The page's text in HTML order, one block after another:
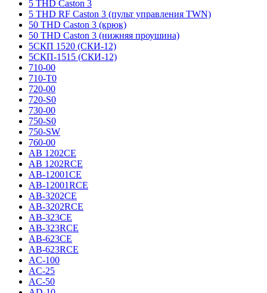
5 THD Caston 3
5 THD RF Caston 3 (пульт управления TWN)
50 THD Caston 3 (крюк)
50 THD Caston 3 (нижняя проушина)
5СКП 1520 (СКИ-12)
5СКП-1515 (СКИ-12)
710-00
710-T0
720-00
720-S0
730-00
750-S0
750-SW
760-00
AB 1202CE
AB 1202RCE
AB-12001CE
AB-12001RCE
AB-3202CE
AB-3202RCE
AB-323CE
AB-323RCE
AB-623CE
AB-623RCE
AC-100
AC-25
AC-50